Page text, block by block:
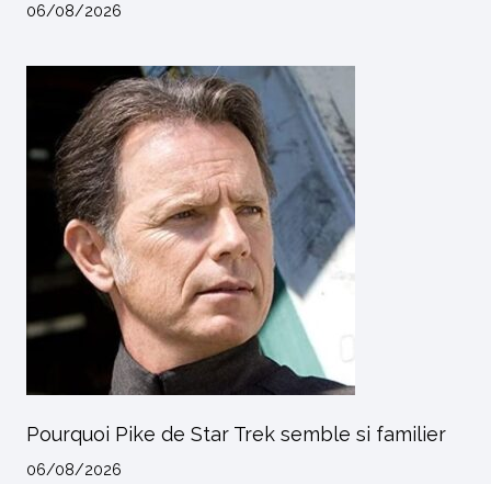
06/08/2026
Pourquoi Pike de Star Trek semble si familier
06/08/2026